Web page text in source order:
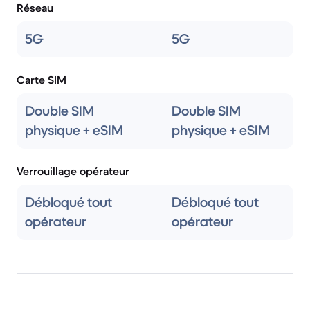
Réseau
5G 5G
Carte SIM
Double SIM
physique + eSIM
Double SIM
physique + eSIM
Verrouillage opérateur
Débloqué tout
opérateur
Débloqué tout
opérateur